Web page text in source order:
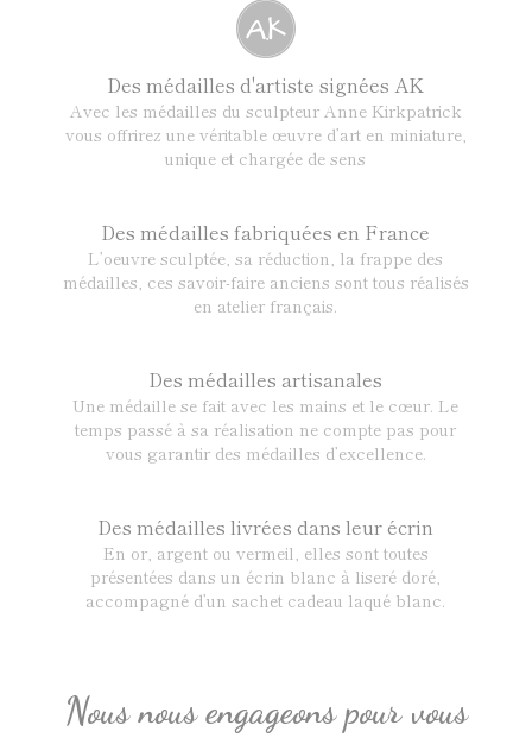
Des médailles d'artiste signées AK
Avec les médailles du sculpteur Anne Kirkpatrick
vous offrirez une véritable œuvre d’art en miniature,
unique et chargée de sens
Des médailles fabriquées en France
L’oeuvre sculptée, sa réduction, la frappe des
médailles, ces savoir-faire anciens sont tous réalisés
en atelier français.
Des médailles artisanales
Une médaille se fait avec les mains et le cœur. Le
temps passé à sa réalisation ne compte pas pour
vous garantir des médailles d’excellence.
Des médailles livrées dans leur écrin
En or, argent ou vermeil, elles sont toutes
présentées dans un écrin blanc à liseré doré,
accompagné d’un sachet cadeau laqué blanc.
Nous nous engageons pour vous